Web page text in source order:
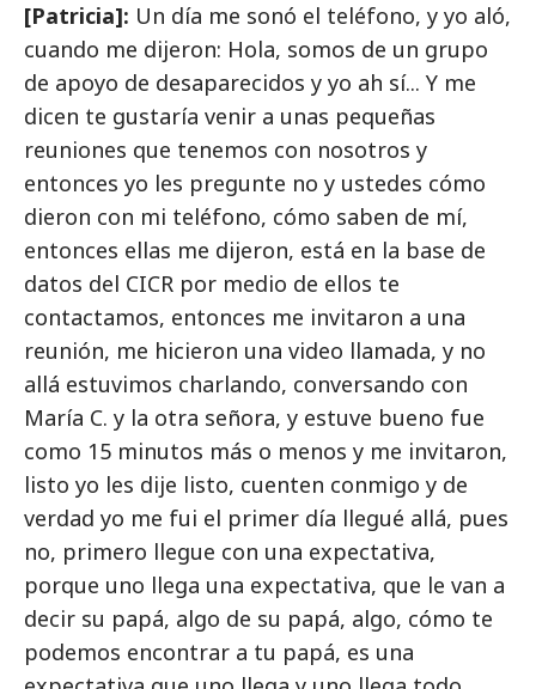
[Patricia]: Un día me sonó el teléfono, y yo aló,
cuando me dijeron: Hola, somos de un grupo
de apoyo de desaparecidos y yo ah sí... Y me
dicen te gustaría venir a unas pequeñas
reuniones que tenemos con nosotros y
entonces yo les pregunte no y ustedes cómo
dieron con mi teléfono, cómo saben de mí,
entonces ellas me dijeron, está en la base de
datos del CICR por medio de ellos te
contactamos, entonces me invitaron a una
reunión, me hicieron una video llamada, y no
allá estuvimos charlando, conversando con
María C. y la otra señora, y estuve bueno fue
como 15 minutos más o menos y me invitaron,
listo yo les dije listo, cuenten conmigo y de
verdad yo me fui el primer día llegué allá, pues
no, primero llegue con una expectativa,
porque uno llega una expectativa, que le van a
decir su papá, algo de su papá, algo, cómo te
podemos encontrar a tu papá, es una